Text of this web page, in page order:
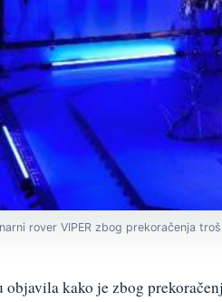
rover VIPER zbog prekoračenja
objavila kako je zbog